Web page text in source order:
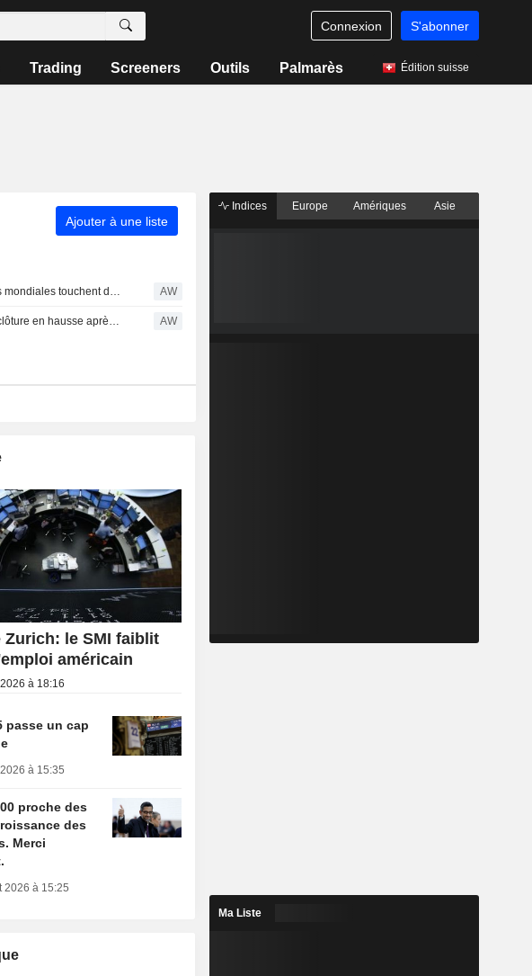
Connexion S'abonner
Trading Screeners Outils Palmarès Édition suisse
Ajouter à une liste
Les Bourses mondiales touchent des sommets après l'emploi américain AW
Wall Street clôture en hausse après l'emploi américain AW
Zurich: le SMI faiblit
américain
à 18:16
passe un cap
à 15:35
proche des
des
Merci
2026 à 15:25
Indices Europe Amériques Asie
Ma Liste